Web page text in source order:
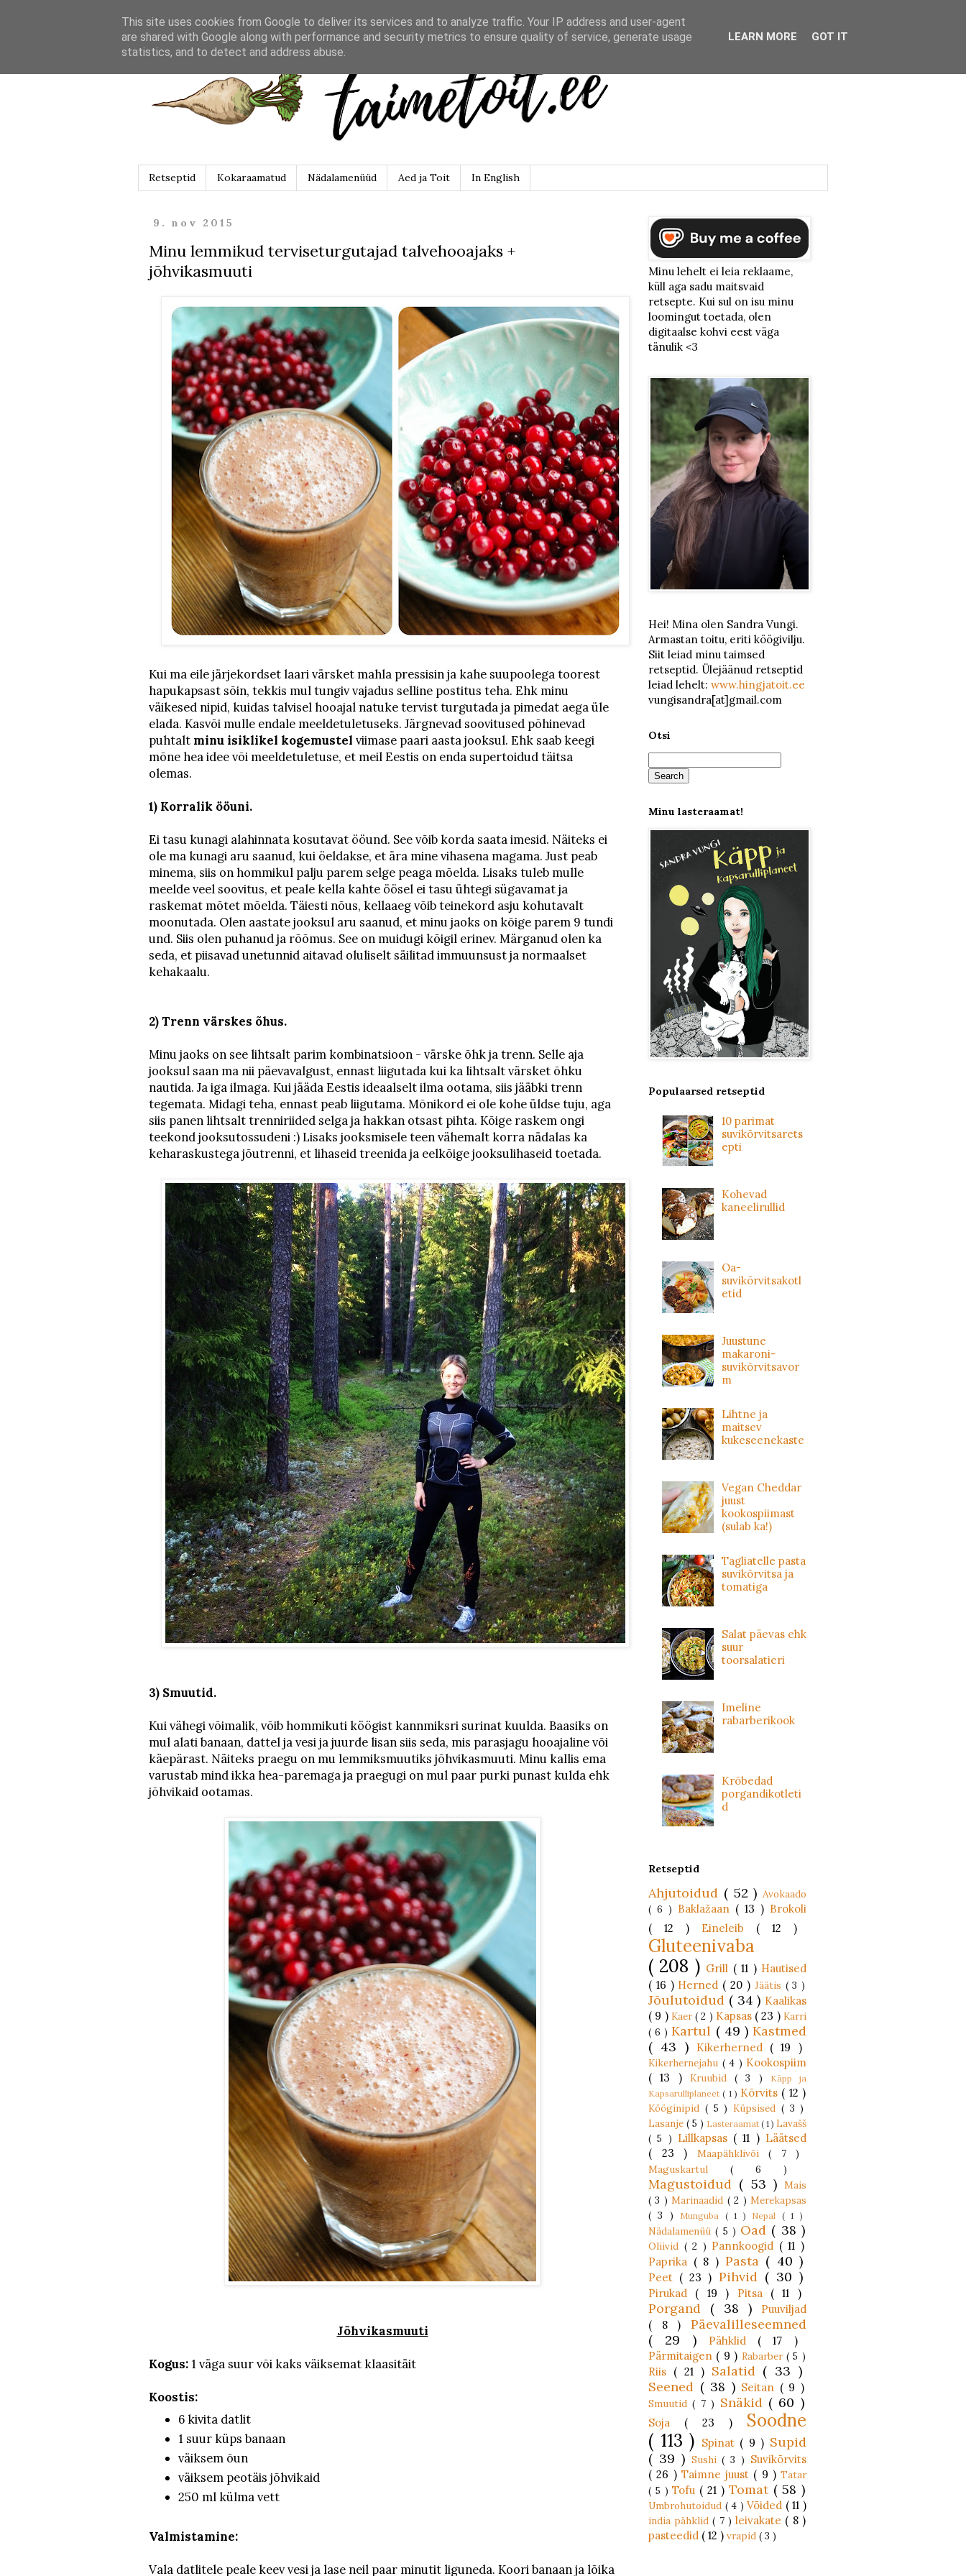
Retseptid Kokaraamatud Nädalamenüüd Aed ja Toit In English
9. nov 2015
Minu lemmikud terviseturgutajad talvehooajaks +
jõhvikasmuuti
Kui ma eile järjekordset laari värsket mahla pressisin ja kahe suupoolega toorest
hapukapsast sõin, tekkis mul tungiv vajadus selline postitus teha. Ehk minu
väikesed nipid, kuidas talvisel hooajal natuke tervist turgutada ja pimedat aega üle
elada. Kasvõi mulle endale meeldetuletuseks. Järgnevad soovitused põhinevad
puhtalt minu isiklikel kogemustel viimase paari aasta jooksul. Ehk saab keegi
mõne hea idee või meeldetuletuse, et meil Eestis on enda supertoidud täitsa
olemas.
1) Korralik ööuni.
Ei tasu kunagi alahinnata kosutavat ööund. See võib korda saata imesid. Näiteks ei
ole ma kunagi aru saanud, kui öeldakse, et ära mine vihasena magama. Just peab
minema, siis on hommikul palju parem selge peaga mõelda. Lisaks tuleb mulle
meelde veel soovitus, et peale kella kahte öösel ei tasu ühtegi sügavamat ja
raskemat mõtet mõelda. Täiesti nõus, kellaaeg võib teinekord asju kohutavalt
moonutada. Olen aastate jooksul aru saanud, et minu jaoks on kõige parem 9 tundi
und. Siis olen puhanud ja rõõmus. See on muidugi kõigil erinev. Märganud olen ka
seda, et piisavad unetunnid aitavad oluliselt säilitad immuunsust ja normaalset
kehakaalu.
2) Trenn värskes õhus.
Minu jaoks on see lihtsalt parim kombinatsioon - värske õhk ja trenn. Selle aja
jooksul saan ma nii päevavalgust, ennast liigutada kui ka lihtsalt värsket õhku
nautida. Ja iga ilmaga. Kui jääda Eestis ideaalselt ilma ootama, siis jääbki trenn
tegemata. Midagi teha, ennast peab liigutama. Mõnikord ei ole kohe üldse tuju, aga
siis panen lihtsalt trenniriided selga ja hakkan otsast pihta. Kõige raskem ongi
teekond jooksutossudeni :) Lisaks jooksmisele teen vähemalt korra nädalas ka
keharaskustega jõutrenni, et lihaseid treenida ja eelkõige jooksulihaseid toetada.
3) Smuutid.
Kui vähegi võimalik, võib hommikuti köögist kannmiksri surinat kuulda. Baasiks on
mul alati banaan, dattel ja vesi ja juurde lisan siis seda, mis parasjagu hooajaline või
käepärast. Näiteks praegu on mu lemmiksmuutiks jõhvikasmuuti. Minu kallis ema
varustab mind ikka hea-paremaga ja praegugi on mul paar purki punast kulda ehk
jõhvikaid ootamas.
Jõhvikasmuuti
Kogus:1 väga suur või kaks väiksemat klaasitäit
Koostis:
6 kivita datlit
1 suur küps banaan
väiksem õun
väiksem peotäis jõhvikaid
250 ml külma vett
Valmistamine:
Vala datlitele peale keev vesi ja lase neil paar minutit liguneda. Koori banaan ja lõika
Minu lehelt ei leia reklaame,
küll aga sadu maitsvaid
retsepte. Kui sul on isu minu
loomingut toetada, olen
digitaalse kohvi eest väga
tänulik <3
Hei! Mina olen Sandra Vungi.
Armastan toitu, eriti köögivilju.
Siit leiad minu taimsed
retseptid. Ülejäänud retseptid
leiad lehelt: www.hingjatoit.ee
vungisandra[at]gmail.com
Otsi
Minu lasteraamat!
Populaarsed retseptid
10 parimat
suvikõrvitsarets
epti
Kohevad
kaneelirullid
Oa-
suvikõrvitsakotl
etid
Juustune
makaroni-
suvikõrvitsavor
m
Lihtne ja
maitsev
kukeseenekaste
Vegan Cheddar
juust
kookospiimast
(sulab ka!)
Tagliatelle pasta
suvikõrvitsa ja
tomatiga
Salat päevas ehk
suur
toorsalatieri
Imeline
rabarberikook
Krõbedad
porgandikotleti
d
Retseptid
Ahjutoidud ( 52 ) Avokaado
( 6 ) Baklažaan ( 13 ) Brokoli
( 12 ) Eineleib ( 12 )
Gluteenivaba
( 208 ) Grill ( 11 ) Hautised
( 16 ) Herned ( 20 ) Jäätis ( 3 )
Jõulutoidud ( 34 ) Kaalikas
( 9 ) Kaer( 2 ) Kapsas ( 23 )Karri
( 6 )Kartul ( 49 )Kastmed
( 43 )
Kikerherned ( 19 )
Kikerhernejahu ( 4 ) Kookospiim
( 13 ) Kruubid ( 3 )
Käpp ja
Kapsarulliplaneet( 1 ) Kõrvits ( 12 )
Kööginipid ( 5 ) Küpsised ( 3 )
Lasanje ( 5 ) Lasteraamat ( 1 ) Lavašš
( 5 ) Lillkapsas ( 11 ) Läätsed
( 23 ) Maapähklivõi( 7 )
Maguskartul ( 6 )
Magustoidud ( 53 ) Mais
( 3 )Marinaadid ( 2 )Merekapsas
( 3 )
Munguba ( 1 ) Nepal ( 1 )
Nädalamenüü( 5 ) Oad ( 38 )
Oliivid ( 2 ) Pannkoogid ( 11 )
Paprika ( 8 ) Pasta ( 40 )
Peet ( 23 ) Pihvid ( 30 )
Pirukad ( 19 ) Pitsa ( 11 )
Porgand ( 38 )
Puuviljad
( 8 ) Päevalilleseemned
( 29 )
Pähklid ( 17 )
Pärmitaigen ( 9 ) Rabarber ( 5 )
Riis ( 21 ) Salatid ( 33 )
Seened ( 38 ) Seitan ( 9 )
Smuutid( 7 ) Snäkid ( 60 )
Soja ( 23 ) Soodne
( 113 ) Spinat ( 9 ) Supid
( 39 ) Sushi( 3 ) Suvikõrvits
( 26 ) Taimne juust ( 9 ) Tatar
( 5 )Tofu ( 21 ) Tomat ( 58 )
Umbrohutoidud ( 4 ) Võided ( 11 )
india pähklid( 7 )leivakate ( 8 )
pasteedid ( 12 ) vrapid ( 3 )
This site uses cookies from Google to deliver its services and to analyze traffic. Your IP address and user-agent
are shared with Google along with performance and security metrics to ensure quality of service, generate usage
statistics, and to detect and address abuse.
LEARN MORE GOT IT